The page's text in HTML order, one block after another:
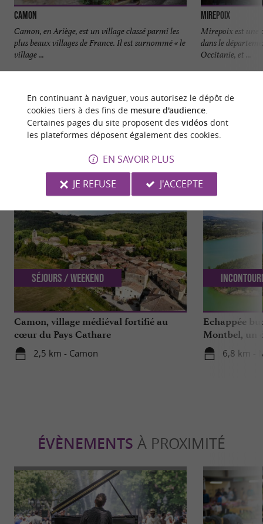
Camon
Camon, en Ariège, est un village classé parmi les
plus beaux villages de France. Il est surnommé « le
village ...
Mirepoix
Mirepoix est une
dans le
Occitanie, et ...
NOUS AVONS TESTÉPOUR VOUS
Camon, village médiéval fortifié au
cœur du Pays Cathare
2,5 km - Camon
Séjours / Weekend
Echappée
Montbel, un
6,8 km -
ÉVÈNEMENTS À PROXIMITÉ
En continuant à naviguer, vous autorisez le dépôt de
cookies tiers à des fins de mesure d'audience.
Certaines pages du site proposent des vidéosdont
les plateformes déposent également des cookies.
EN SAVOIR PLUS
JE REFUSE
J'ACCEPTE